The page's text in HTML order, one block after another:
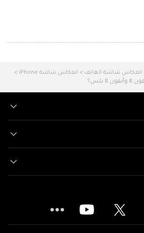
انعكاس شاشة الهاتف > انعكاس شاشة iPhone
>
بلس؟